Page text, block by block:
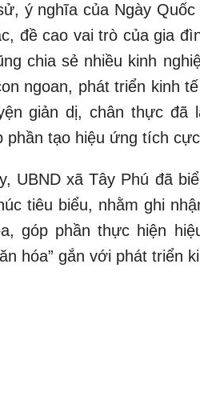
ý nghĩa của Ngày
đề cao vai trò của gia
chia sẻ nhiều kinh
ngoan, phát triển kinh
giản dị, chân thực
phần tạo hiệu ứng tích
xã Tây Phú đã
tiêu biểu, nhằm ghi
góp phần thực hiện
hóa” gắn với phát triển